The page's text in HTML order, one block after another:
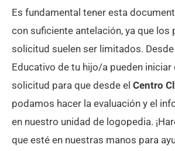
Es fundamental tener esta
con suficiente antelación, ya que los
solicitud suelen ser limitados.
Educativo de tu hijo/a pueden
solicitud para que desde el Centro
podamos hacer la evaluación y el
en nuestro unidad de logopedia.
que esté en nuestras manos para